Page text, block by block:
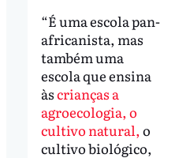
“É uma escola pan-
africanista, mas
também uma
escola que ensina
àscrianças a
agroecologia, o
cultivo natural, o
cultivo biológico,